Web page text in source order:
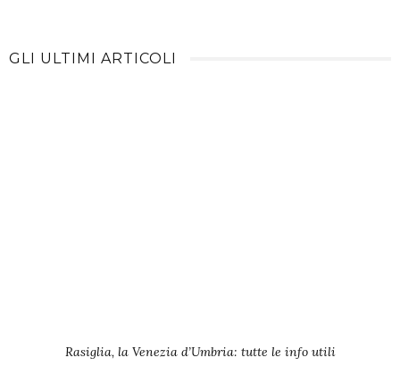
GLI ULTIMI ARTICOLI
Rasiglia, la Venezia d’Umbria: tutte le info utili